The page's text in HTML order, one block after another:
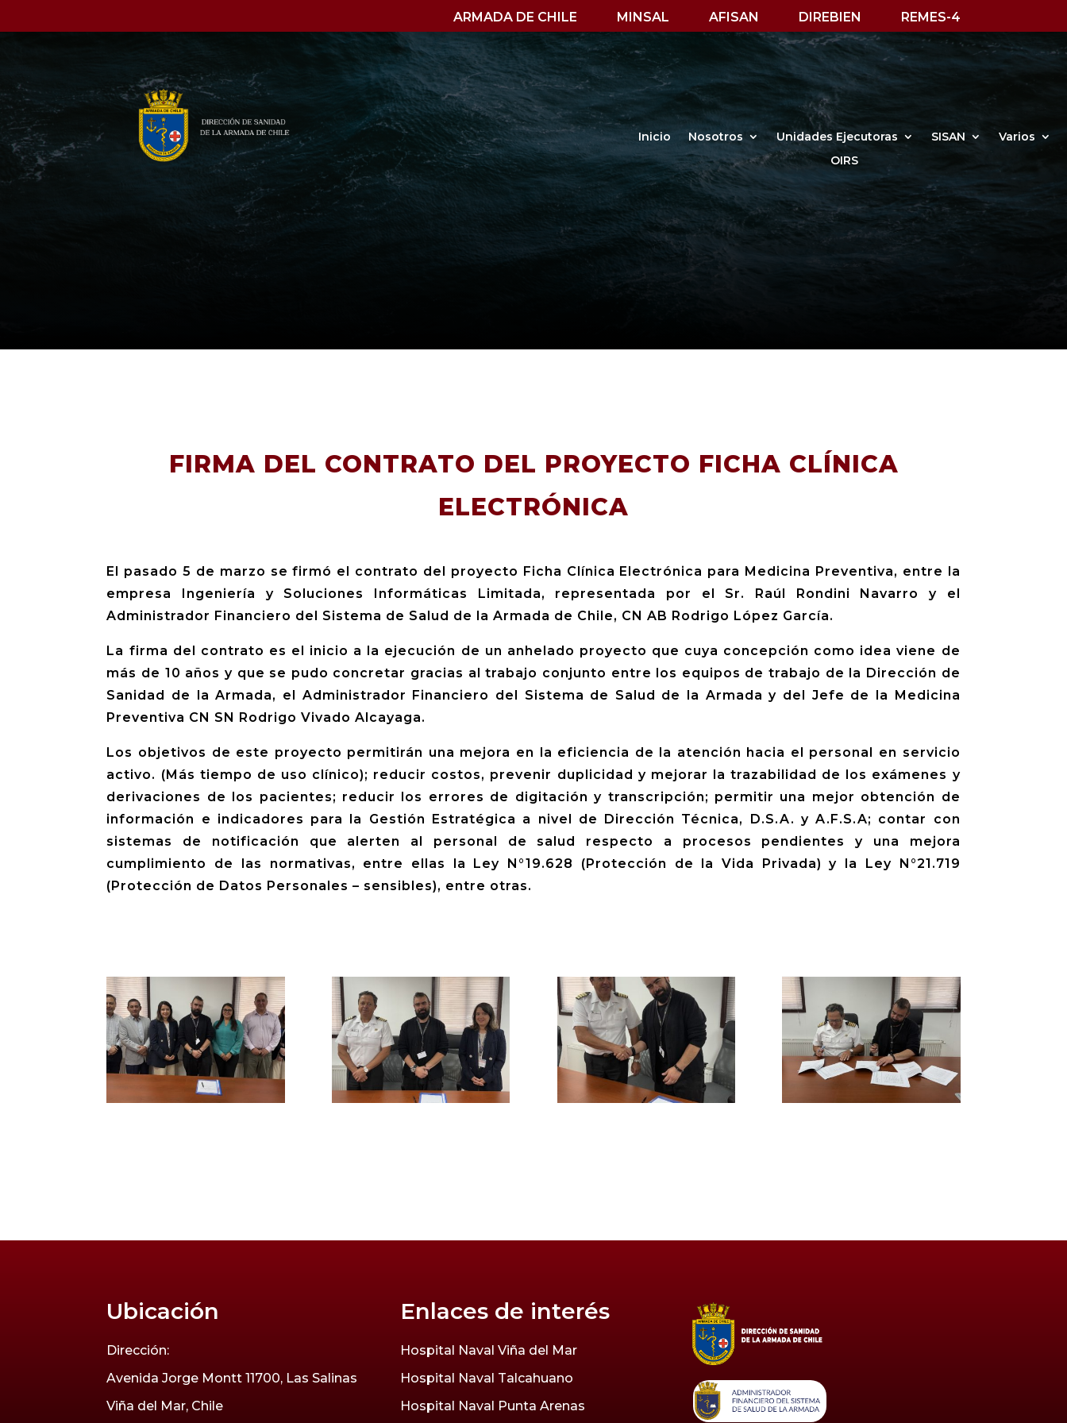
ARMADA DE CHILE MINSAL AFISAN DIREBIEN REMES-4
Inicio Nosotros Unidades Ejecutoras SISAN
Varios
OIRS
FIRMA DEL CONTRATO DEL PROYECTO FICHA CLÍNICA
ELECTRÓNICA
El pasado 5 de marzo se firmó el contrato del proyecto Ficha Clínica Electrónica para Medicina Preventiva, entre la
empresa Ingeniería y Soluciones Informáticas Limitada, representada por el Sr. Raúl Rondini Navarro y el
Administrador Financiero del Sistema de Salud de la Armada de Chile, CN AB Rodrigo López García.
La firma del contrato es el inicio a la ejecución de un anhelado proyecto que cuya concepción como idea viene de
más de 10 años y que se pudo concretar gracias al trabajo conjunto entre los equipos de trabajo de la Dirección de
Sanidad de la Armada, el Administrador Financiero del Sistema de Salud de la Armada y del Jefe de la Medicina
Preventiva CN SN Rodrigo Vivado Alcayaga.
Los objetivos de este proyecto permitirán una mejora en la eficiencia de la atención hacia el personal en servicio
activo. (Más tiempo de uso clínico); reducir costos, prevenir duplicidad y mejorar la trazabilidad de los exámenes y
derivaciones de los pacientes; reducir los errores de digitación y transcripción; permitir una mejor obtención de
información e indicadores para la Gestión Estratégica a nivel de Dirección Técnica, D.S.A. y A.F.S.A; contar con
sistemas de notificación que alerten al personal de salud respecto a procesos pendientes y una mejora
cumplimiento de las normativas, entre ellas la Ley N°19.628 (Protección de la Vida Privada) y la Ley N°21.719
(Protección de Datos Personales – sensibles), entre otras.
Ubicación
Dirección:
Avenida Jorge Montt 11700, Las Salinas
Viña del Mar, Chile
Enlaces de interés
Hospital Naval Viña del Mar
Hospital Naval Talcahuano
Hospital Naval Punta Arenas